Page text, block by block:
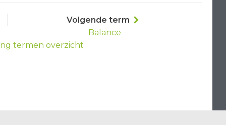
Volgende term
Balance
termen overzicht